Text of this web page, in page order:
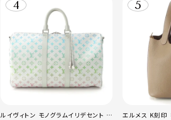
ルイヴィトン モノグラムイリデセント キ
エルメス K刻印